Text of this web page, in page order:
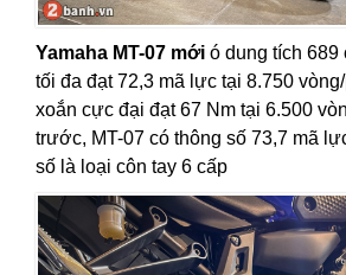
Yamaha MT-07 mới ó dung tích 689
tối đa đạt 72,3 mã lực tại 8.750
xoắn cực đại đạt 67 Nm tại 6.500
trước, MT-07 có thông số 73,7 mã
số là loại côn tay 6 cấp